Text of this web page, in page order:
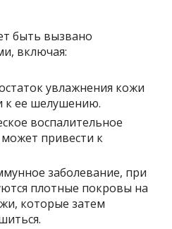
быть вызвано
включая:
увлажнения кожи
к ее шелушению.
воспалительное
привести к
заболевание, при
плотные покровы на
которые затем